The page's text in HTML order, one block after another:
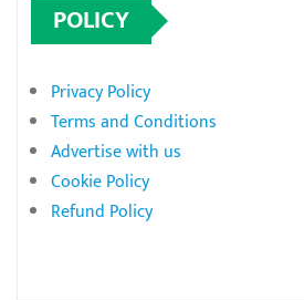
POLICY
Privacy Policy
Terms and Conditions
Advertise with us
Cookie Policy
Refund Policy